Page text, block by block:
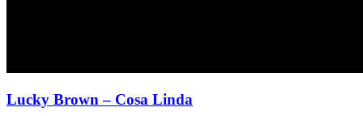
Lucky Brown– Cosa Linda